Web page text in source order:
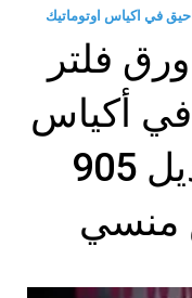
فلتر
في أكياس
لحام ثلاثي موديل 905